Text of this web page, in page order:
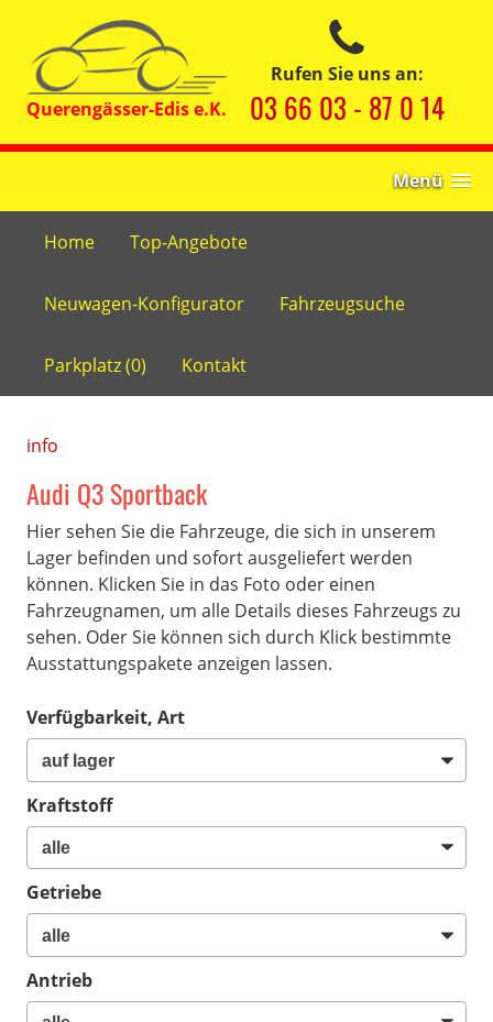
Rufen Sie uns an:
03 66 03 - 87 0 14
Menü
Home Top-Angebote
Neuwagen-Konfigurator Fahrzeugsuche
Parkplatz (0) Kontakt
info
Audi Q3 Sportback
Hier sehen Sie die Fahrzeuge, die sich in unserem
Lager befinden und sofort ausgeliefert werden
können. Klicken Sie in das Foto oder einen
Fahrzeugnamen, um alle Details dieses Fahrzeugs zu
sehen. Oder Sie können sich durch Klick bestimmte
Ausstattungspakete anzeigen lassen.
Verfügbarkeit, Art
Kraftstoff
Getriebe
Antrieb